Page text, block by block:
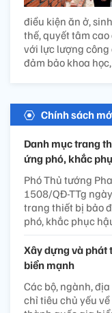
điều kiện ăn ở,
thế, quyết tâm
với lực lượng
đảm bảo khoa
Chính sách
Danh mục trang
ứng phó, khắc
Phó Thủ tướng
1508/QĐ-TTg
trang thiết bị bảo
phó, khắc phục
Xây dựng và phát
biển mạnh
Các bộ, ngành,
chỉ tiêu chủ yếu